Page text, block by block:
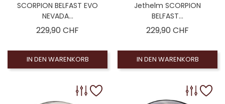
SCORPION BELFAST EVO
NEVADA...
229,90 CHF
IN DEN WARENKORB
Jethelm SCORPION
BELFAST...
229,90 CHF
IN DEN WARENKORB